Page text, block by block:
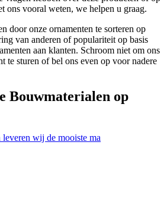
ons vooral weten, we helpen u graag.
door onze ornamenten te sorteren op
van anderen of populariteit op basis
aan klanten. Schroom niet om ons
te sturen of bel ons even op voor nadere
Bouwmaterialen op
wij de mooiste ma